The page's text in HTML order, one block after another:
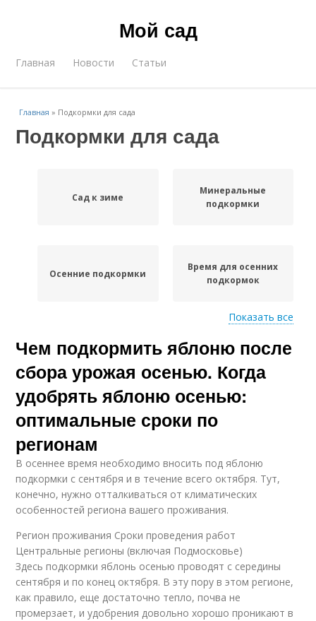
Мой сад
Главная Новости Статьи
Главная » Подкормки для сада
Подкормки для сада
Сад к зиме
Минеральные
подкормки
Осенние подкормки
Время для осенних
подкормок
Корневая подкормка
Внекорневая
подкормка
Показать все
Чем подкормить яблоню после
сбора урожая осенью. Когда
удобрять яблоню осенью:
оптимальные сроки по
регионам
В осеннее время необходимо вносить под яблоню
подкормки с сентября и в течение всего октября. Тут,
конечно, нужно отталкиваться от климатических
особенностей региона вашего проживания.
Регион проживания Сроки проведения работ
Центральные регионы (включая Подмосковье)
Здесь подкормки яблонь осенью проводят с середины
сентября и по конец октября. В эту пору в этом регионе,
как правило, еще достаточно тепло, почва не
промерзает, и удобрения довольно хорошо проникают в